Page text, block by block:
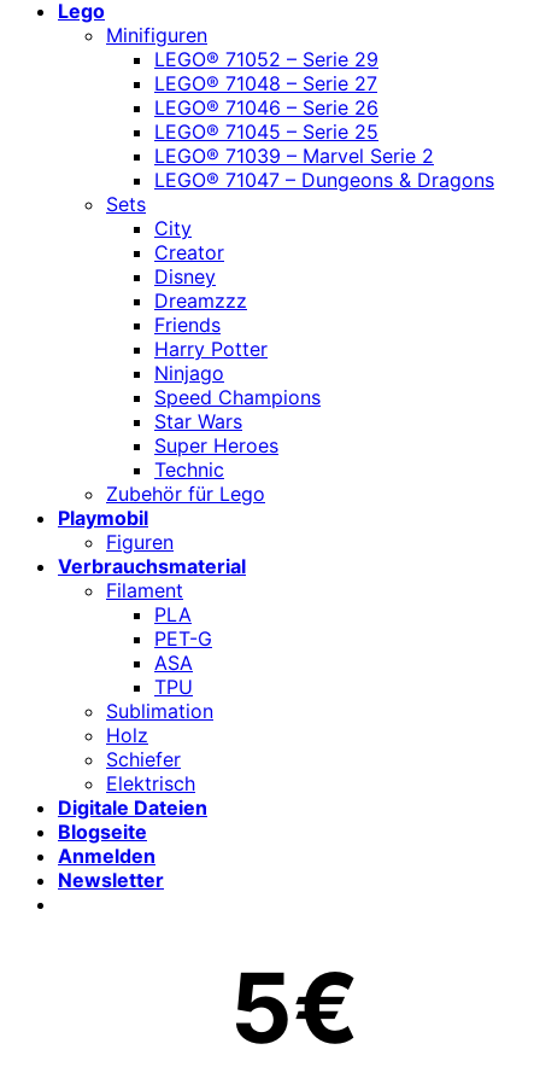
Lego
Minifiguren
LEGO® 71052 – Serie 29
LEGO® 71048 – Serie 27
LEGO® 71046 – Serie 26
LEGO® 71045 – Serie 25
LEGO® 71039 – Marvel Serie 2
LEGO® 71047 – Dungeons & Dragons
Sets
City
Creator
Disney
Dreamzzz
Friends
Harry Potter
Ninjago
Speed Champions
Star Wars
Super Heroes
Technic
Zubehör für Lego
Playmobil
Figuren
Verbrauchsmaterial
Filament
PLA
PET-G
ASA
TPU
Sublimation
Holz
Schiefer
Elektrisch
Digitale Dateien
Blogseite
Anmelden
Newsletter
5€